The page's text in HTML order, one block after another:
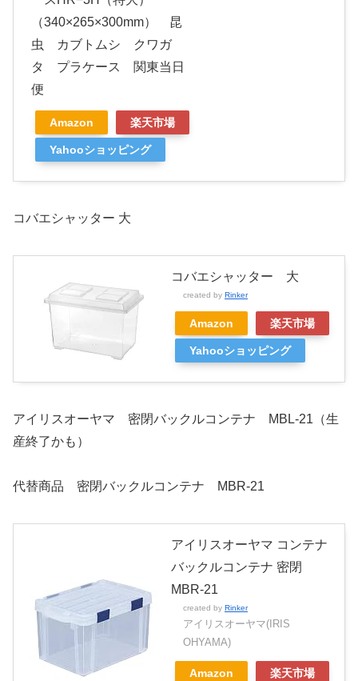
（340×265×300mm） 昆
虫 カブトムシ クワガ
タ プラケース 関東当日
便
Amazon 楽天市場
Yahooショッピング
コバエシャッター 大
コバエシャッター 大
created by Rinker
Amazon 楽天市場
Yahooショッピング
アイリスオーヤマ 密閉バックルコンテナ MBL-21（生
産終了かも）
代替商品 密閉バックルコンテナ MBR-21
アイリスオーヤマ コンテナ
バックルコンテナ 密閉
MBR-21
created by Rinker
アイリスオーヤマ(IRIS
OHYAMA)
Amazon 楽天市場